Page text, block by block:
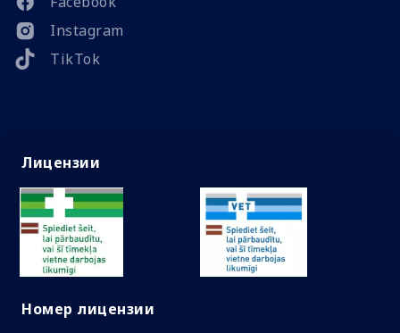
Instagram
TikTok
Лицензии
Номер лицензии